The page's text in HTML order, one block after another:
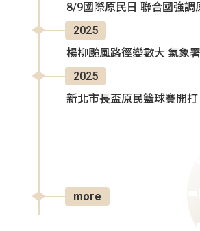
8/9國際原民日 聯合國強調
2025
楊柳颱風路徑變數大 氣象
2025
新北市長盃原民籃球賽開
more